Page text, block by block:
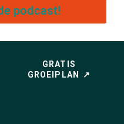
podcast!
GRATIS
GROEIPLAN